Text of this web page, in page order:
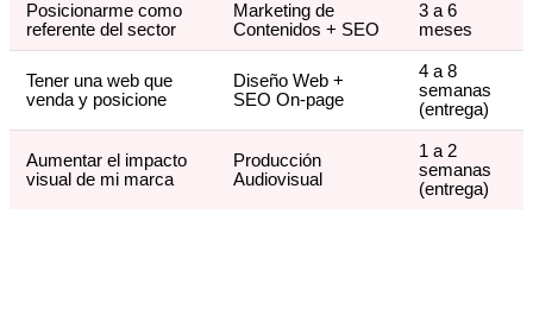
Posicionarme como
referente del sector
Marketing de
Contenidos + SEO
3 a 6
meses
Tener una web que
venda y posicione
Diseño Web +
SEO On-page
4 a 8
semanas
(entrega)
Aumentar el impacto
visual de mi marca
Producción
Audiovisual
1 a 2
semanas
(entrega)